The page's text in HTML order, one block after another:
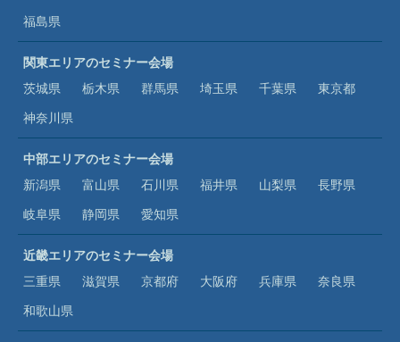
福島県
関東エリアのセミナー会場
茨城県
栃木県 群馬県 埼玉県 千葉県
東京都
神奈川県
中部エリアのセミナー会場
新潟県
富山県 石川県 福井県 山梨県
長野県
岐阜県
静岡県 愛知県
近畿エリアのセミナー会場
三重県
滋賀県 京都府 大阪府 兵庫県
奈良県
和歌山県